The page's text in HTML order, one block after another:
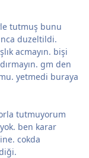
tutmuş bunu
duzeltildi.
acmayın. bişi
gm den
yetmedi buraya
tutmuyorum
ben karar
cokda